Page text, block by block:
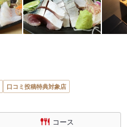
口コミ投稿特典対象店
コース